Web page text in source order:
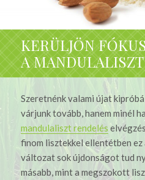
KERÜLJÖN
A
Szeretnénk valami újat
várjunk tovább, hanem minél
mandulaliszt rendelés
finom lisztekkel ellentétben
változat sok újdonságot tud
másabb, mint a megszokott